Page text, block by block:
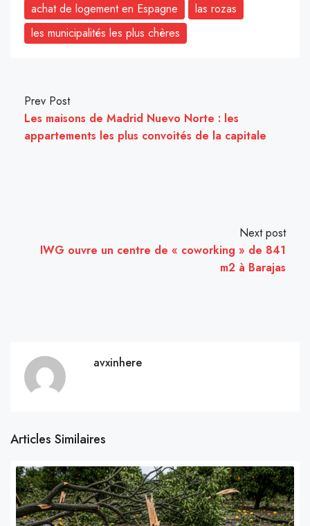
achat de logement en Espagne
las rozas
les municipalités les plus chères
Prev Post
Les maisons de Madrid Nuevo Norte : les
appartements les plus convoités de la capitale
Next post
IWG ouvre un centre de « coworking » de 841
m2 à Barajas
avxinhere
Articles Similaires